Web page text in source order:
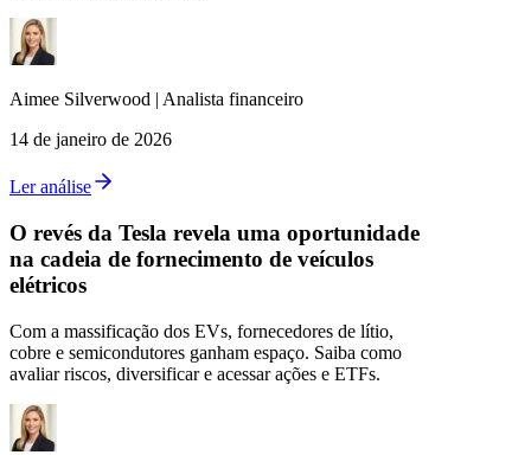
Aimee Silverwood | Analista financeiro
14 de janeiro de 2026
Ler análise
O revés da Tesla revela uma oportunidade
na cadeia de fornecimento de veículos
elétricos
Com a massificação dos EVs, fornecedores de lítio,
cobre e semicondutores ganham espaço. Saiba como
avaliar riscos, diversificar e acessar ações e ETFs.